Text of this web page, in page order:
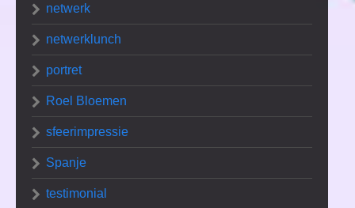
netwerk
netwerklunch
portret
Roel Bloemen
sfeerimpressie
Spanje
testimonial